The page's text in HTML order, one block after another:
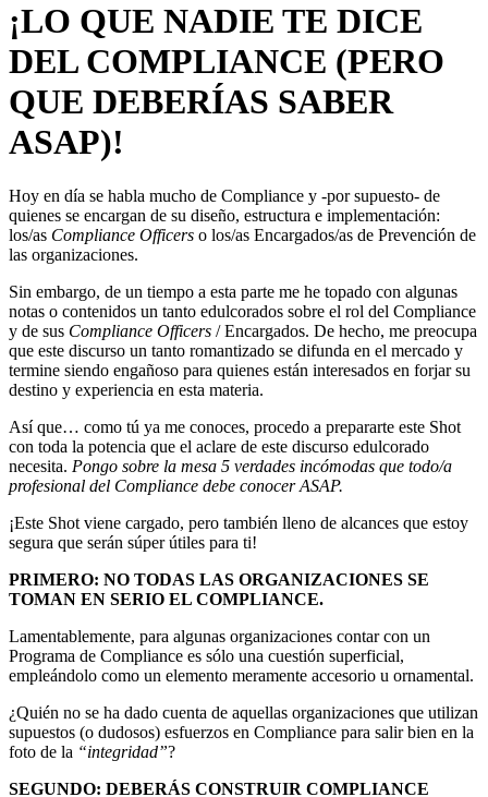
¡LO QUE NADIE TE DICE
DEL COMPLIANCE (PERO
QUE DEBERÍAS SABER
ASAP)!
Hoy en día se habla mucho de Compliance y -por supuesto- de
quienes se encargan de su diseño, estructura e implementación:
los/as Compliance Officers o los/as Encargados/as de Prevención de
las organizaciones.
Sin embargo, de un tiempo a esta parte me he topado con algunas
notas o contenidos un tanto edulcorados sobre el rol del Compliance
y de sus Compliance Officers / Encargados. De hecho, me preocupa
que este discurso un tanto romantizado se difunda en el mercado y
termine siendo engañoso para quienes están interesados en forjar su
destino y experiencia en esta materia.
Así que… como tú ya me conoces, procedo a prepararte este Shot
con toda la potencia que el aclare de este discurso edulcorado
necesita. Pongo sobre la mesa 5 verdades incómodas que todo/a
profesional del Compliance debe conocer ASAP.
¡Este Shot viene cargado, pero también lleno de alcances que estoy
segura que serán súper útiles para ti!
PRIMERO: NO TODAS LAS ORGANIZACIONES SE
TOMAN EN SERIO EL COMPLIANCE.
Lamentablemente, para algunas organizaciones contar con un
Programa de Compliance es sólo una cuestión superficial,
empleándolo como un elemento meramente accesorio u ornamental.
¿Quién no se ha dado cuenta de aquellas organizaciones que utilizan
supuestos (o dudosos) esfuerzos en Compliance para salir bien en la
foto de la “integridad”?
SEGUNDO: DEBERÁS CONSTRUIR COMPLIANCE